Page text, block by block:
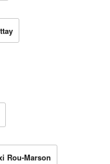
Rou-Marson